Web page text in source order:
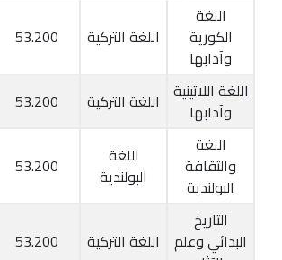
اللغة
الكورية
وآدابها
اللغة التركية 53.200
اللغة اللاتينية
وآدابها
اللغة التركية 53.200
اللغة
والثقافة
البولندية
اللغة
البولندية
53.200
التاريخ
البدائي وعلم اللغة التركية 53.200